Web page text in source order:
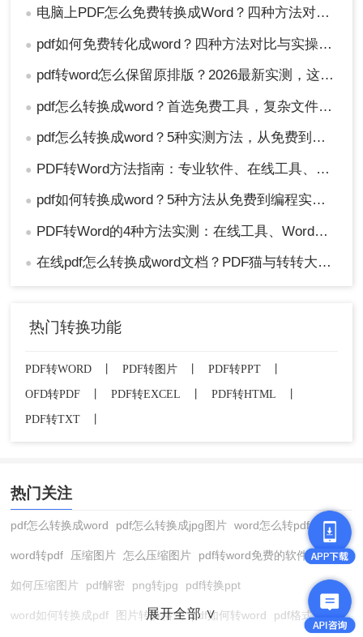
● 电脑上PDF怎么免费转换成Word？四种方法对比与实操指南（附详细表格）!
● pdf如何免费转化成word？四种方法对比与实操指南（附详细表格）
● pdf转word怎么保留原排版？2026最新实测，这5种方法从免费到专业全搞定！
● pdf怎么转换成word？首选免费工具，复杂文件再上专业软件！
● pdf怎么转换成word？5种实测方法，从免费到专业全攻略！
● PDF转Word方法指南：专业软件、在线工具、Word内置与改后缀名4种方案对比！
● pdf如何转换成word？5种方法从免费到编程实测对比！
● PDF转Word的4种方法实测：在线工具、Word、Adobe与开源软件对比！！
● 在线pdf怎么转换成word文档？PDF猫与转转大师2种在线工具使用指南与功能对比！
热门转换功能
PDF转WORD PDF转图片 PDF转PPT
OFD转PDF
PDF转EXCEL PDF转HTML
PDF转TXT
热门关注
pdf怎么转换成word pdf怎么转换成jpg图片 word怎么转pdf
word转pdf 压缩图片 怎么压缩图片 pdf转word免费的软件
如何压缩图片 pdf解密 png转jpg pdf转换ppt
word如何转换成pdf 图片转换格式 pdf如何转word pdf格式转换
展开全部 ∨